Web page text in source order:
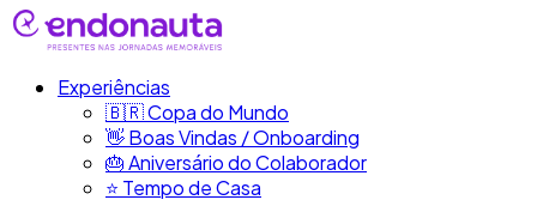
Experiências
🇧🇷​ Copa do Mundo
👋​ Boas Vindas / Onboarding
🎂​ Aniversário do Colaborador
⭐​ Tempo de Casa